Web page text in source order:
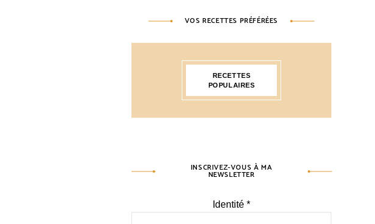
VOS RECETTES PRÉFÉRÉES
RECETTES
POPULAIRES
INSCRIVEZ-VOUS À MA
NEWSLETTER
Identité *